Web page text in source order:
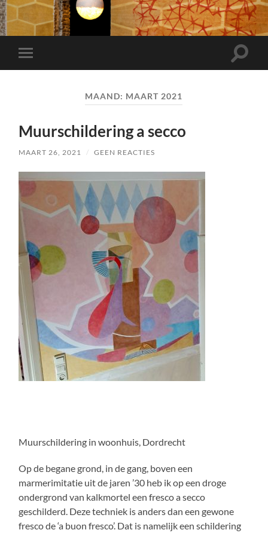
Toggle
mobiel
Toggle
MAAND: MAART 2021
Muurschildering a secco
MAART 26, 2021 / GEEN REACTIES
Muurschildering in woonhuis, Dordrecht
Op de begane grond, in de gang, boven een
marmerimitatie uit de jaren ’30 heb ik op een droge
ondergrond van kalkmortel een fresco a secco
geschilderd. Deze techniek is anders dan een gewone
fresco de ‘a buon fresco’. Dat is namelijk een schildering